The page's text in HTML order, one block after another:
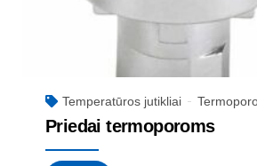
Temperatūros jutikliai
Priedai termoporoms